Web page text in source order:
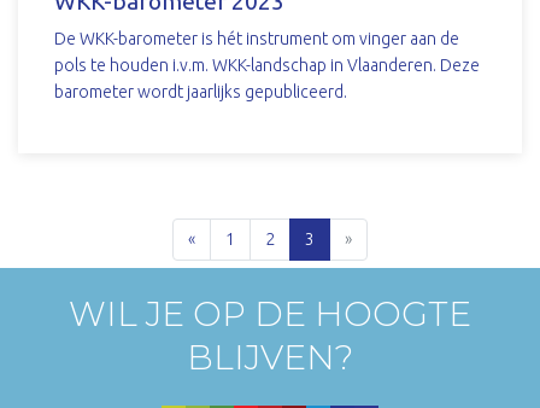
De WKK-barometer is hét instrument om vinger aan de
pols te houden i.v.m. WKK-landschap in Vlaanderen. Deze
barometer wordt jaarlijks gepubliceerd.
« 1 2 3 »
WIL JE OP DE HOOGTE
BLIJVEN?